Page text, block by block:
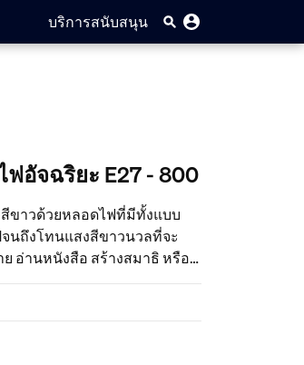
บริการสนับสนุน
อัจฉริยะ E27 - 800
ขาวด้วยหลอดไฟที่มีทั้งแบบ
นถึงโทนแสงสีขาวนวลที่จะ
อ่านหนังสือ สร้างสมาธิ หรือ
ได้ทันทีผ่านแอป เสียงสั่งการ
กมายเต็มรูปแบบ